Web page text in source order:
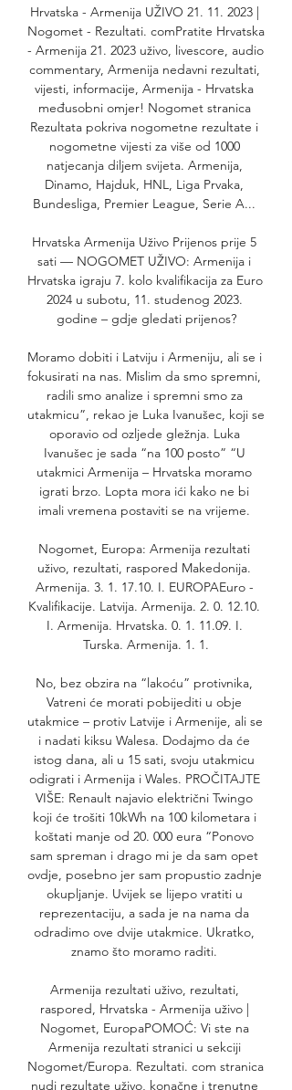
Hrvatska - Armenija UŽIVO 21. 11. 2023 |
Nogomet - Rezultati. comPratite Hrvatska
- Armenija 21. 2023 uživo, livescore, audio
commentary, Armenija nedavni rezultati,
vijesti, informacije, Armenija - Hrvatska
međusobni omjer! Nogomet stranica
Rezultata pokriva nogometne rezultate i
nogometne vijesti za više od 1000
natjecanja diljem svijeta. Armenija,
Dinamo, Hajduk, HNL, Liga Prvaka,
Bundesliga, Premier League, Serie A...
Hrvatska Armenija Uživo Prijenos prije 5
sati — NOGOMET UŽIVO: Armenija i
Hrvatska igraju 7. kolo kvalifikacija za Euro
2024 u subotu, 11. studenog 2023.
godine – gdje gledati prijenos?
Moramo dobiti i Latviju i Armeniju, ali se i
fokusirati na nas. Mislim da smo spremni,
radili smo analize i spremni smo za
utakmicu”, rekao je Luka Ivanušec, koji se
oporavio od ozljede gležnja. Luka
Ivanušec je sada “na 100 posto” “U
utakmici Armenija – Hrvatska moramo
igrati brzo. Lopta mora ići kako ne bi
imali vremena postaviti se na vrijeme.
Nogomet, Europa: Armenija rezultati
uživo, rezultati, raspored Makedonija.
Armenija. 3. 1. 17.10. I. EUROPAEuro -
Kvalifikacije. Latvija. Armenija. 2. 0. 12.10.
I. Armenija. Hrvatska. 0. 1. 11.09. I.
Turska. Armenija. 1. 1.
No, bez obzira na “lakoću” protivnika,
Vatreni će morati pobijediti u obje
utakmice – protiv Latvije i Armenije, ali se
i nadati kiksu Walesa. Dodajmo da će
istog dana, ali u 15 sati, svoju utakmicu
odigrati i Armenija i Wales. PROČITAJTE
VIŠE: Renault najavio električni Twingo
koji će trošiti 10kWh na 100 kilometara i
koštati manje od 20. 000 eura “Ponovo
sam spreman i drago mi je da sam opet
ovdje, posebno jer sam propustio zadnje
okupljanje. Uvijek se lijepo vratiti u
reprezentaciju, a sada je na nama da
odradimo ove dvije utakmice. Ukratko,
znamo što moramo raditi.
Armenija rezultati uživo, rezultati,
raspored, Hrvatska - Armenija uživo |
Nogomet, EuropaPOMOĆ: Vi ste na
Armenija rezultati stranici u sekciji
Nogomet/Europa. Rezultati. com stranica
nudi rezultate uživo, konačne i trenutne